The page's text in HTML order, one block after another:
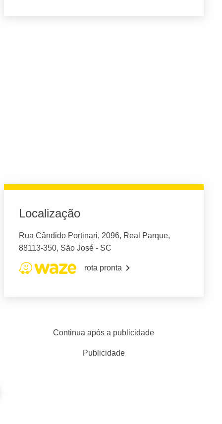
Localização
Rua Cândido Portinari, 2096, Real Parque,
88113-350, São José - SC
rota pronta
Continua após a publicidade
Publicidade